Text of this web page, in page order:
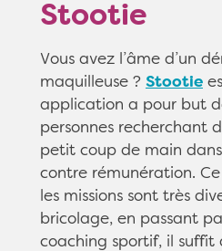
Stootie
Vous avez l’âme d’un
maquilleuse ? Stootie
application a pour but
personnes recherchant
petit coup de main
contre rémunération.
les missions sont très
bricolage, en passant
coaching sportif, il suffit